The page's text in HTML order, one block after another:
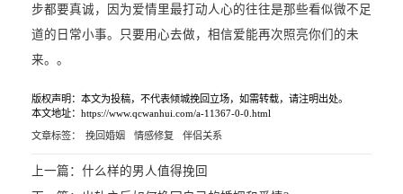
步都要真诚，因为爱情里最打动人心的往往是那些看似微不足
道的日常小事。只要用心去做，相信爱能再次照亮你们的未
来。。
版权声明：本文为投稿，不代表倾城挽回立场，如需转载，请注明出处。
本文地址：https://www.qcwanhui.com/a-11367-0-0.html
文章标签： 挽回婚姻 情感修复 伴侣关系
上一篇： 什么样的男人值得挽回